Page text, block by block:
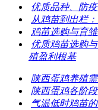
优质品种、防
从鸡苗到出栏
鸡苗选购与育
优质鸡苗选购
殖盈利根基
陕西蛋鸡养殖
陕西蛋鸡各阶
气温低时鸡苗